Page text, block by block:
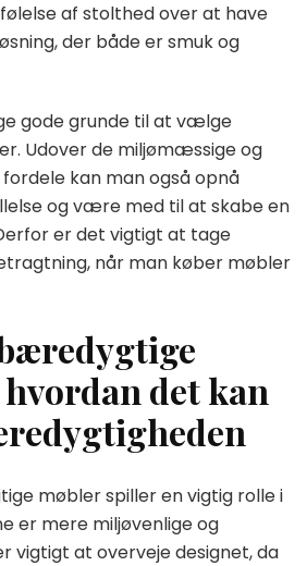
af stolthed over at have
der både er smuk og
gode grunde til at vælge
Udover de miljømæssige og
kan man også opnå
og være med til at skabe en
er det vigtigt at tage
når man køber møbler
det kan
møbler spiller en vigtig rolle i
er mere miljøvenlige og
vigtigt at overveje designet, da